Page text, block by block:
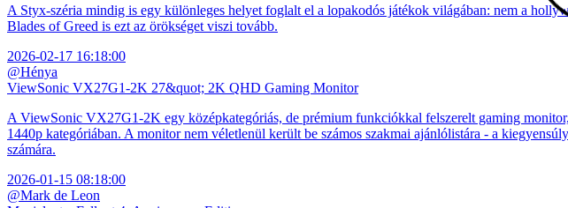
A Styx-széria mindig is egy különleges helyet foglalt el a lopakodós játékok világában: nem a
Blades of Greed is ezt az örökséget viszi tovább.
2026-02-17 16:18:00
@Hénya
ViewSonic VX27G1-2K 27&quot; 2K QHD Gaming Monitor
A ViewSonic VX27G1-2K egy középkategóriás, de prémium funkciókkal felszerelt gaming
1440p kategóriában. A monitor nem véletlenül került be számos szakmai ajánlólistára - a
számára.
2026-01-15 08:18:00
@Mark de Leon